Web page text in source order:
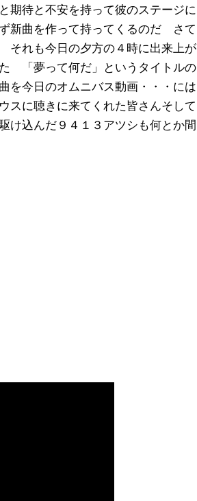
期待と不安を持って彼のステージに
新曲を作って持ってくるのだ さて
れも今日の夕方の４時に出来上が
「夢って何だ」というタイトルの
を今日のオムニバス動画・・・には
スに聴きに来てくれた皆さんそして
込んだ９４１３アツシも何とか間